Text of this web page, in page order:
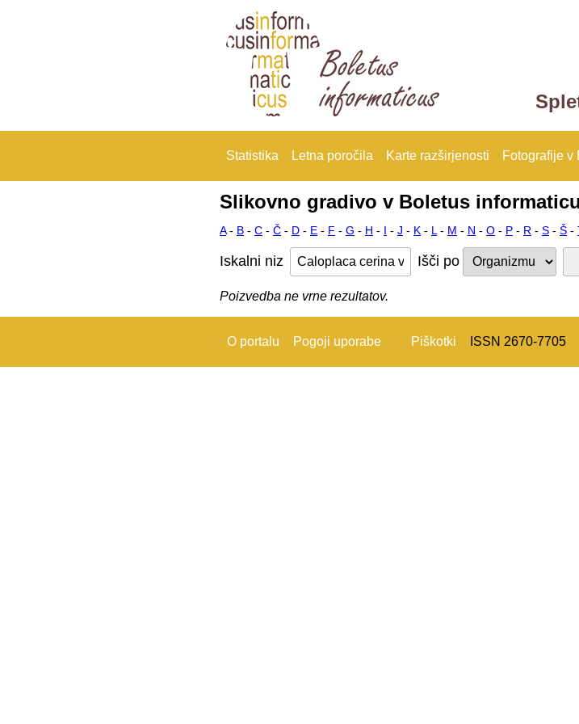
Statistika Letna poročila Karte razširjenosti Fotografije v
Slikovno gradivo v Boletus
A- B - C - Č - D - E - F - G - H - I - J - K - L - M - N - O - P - R - S - Š -
Iskalni niz Išči po
Poizvedba ne vrne rezultatov.
O portalu Pogoji uporabe Piškotki ISSN 2670-7705